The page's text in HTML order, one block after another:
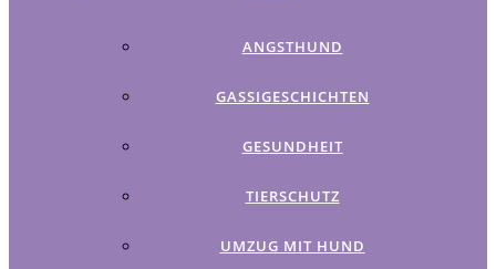
ANGSTHUND
GASSIGESCHICHTEN
GESUNDHEIT
TIERSCHUTZ
UMZUG MIT HUND